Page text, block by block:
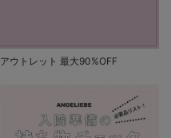
アウトレット 最大90%OFF